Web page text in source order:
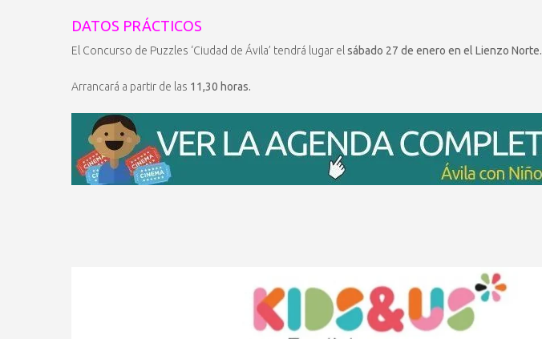
DATOS PRÁCTICOS
El Concurso de Puzzles ‘Ciudad de Ávila’ tendrá lugar el sábado 27 de enero en el Lienzo Norte.
Arrancará a partir de las 11,30 horas.